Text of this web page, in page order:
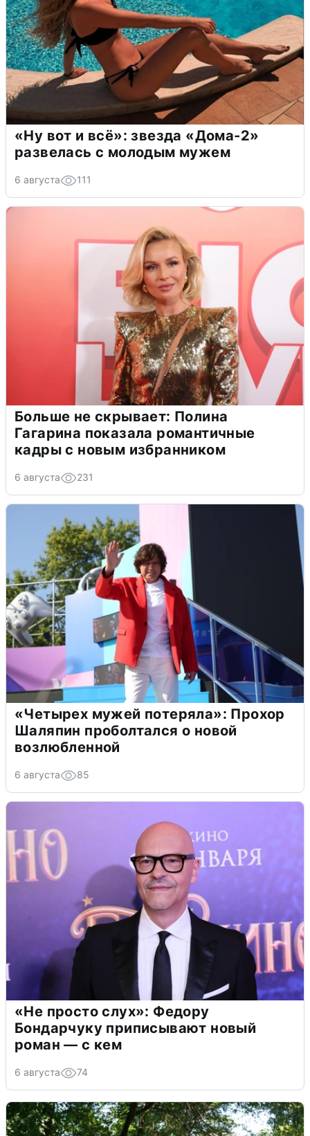
«Ну вот и всё»: звезда «Дома-2»
развелась с молодым мужем
6 августа 111
Больше не скрывает: Полина
Гагарина показала романтичные
кадры с новым избранником
6 августа 231
«Четырех мужей потеряла»: Прохор
Шаляпин проболтался о новой
возлюбленной
6 августа 85
«Не просто слух»: Федору
Бондарчуку приписывают новый
роман — с кем
6 августа 74